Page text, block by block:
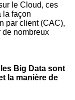
le Cloud, ces
la façon
par client (CAC),
de nombreux
Big Data sont
la manière de